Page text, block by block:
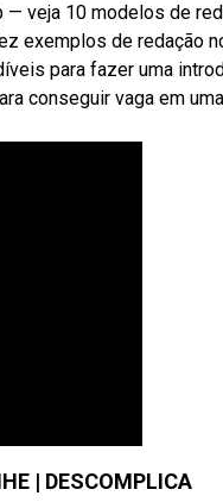
— veja 10 modelos de
exemplos de redação
para fazer uma
conseguir vaga em uma
| DESCOMPLICA